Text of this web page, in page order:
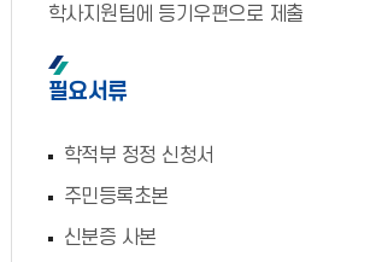
학사지원팀에 등기우편으로 제출
필요서류
학적부 정정 신청서
주민등록초본
신분증 사본